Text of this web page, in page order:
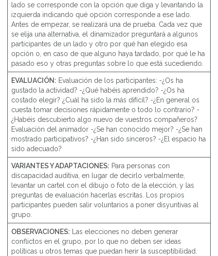
lado se corresponde con la opción que diga y levantando la
izquierda indicando qué opción corresponde a ese lado.
Antes de empezar, se realizará una de prueba. Cada vez que
se elija una alternativa, el dinamizador preguntará a algunos
participantes de un lado y otro por qué han elegido esa
opción o, en caso de que alguno haya tardado, por qué le ha
pasado eso y otras preguntas sobre lo que está sucediendo.
EVALUACIÓN: Evaluación de los participantes: -¿Os ha
gustado la actividad? -¿Qué habéis aprendido? -¿Os ha
costado elegir? ¿Cuál ha sido la más difícil? -¿En general os
cuesta tomar decisiones rápidamente o todo lo contrario? -
¿Habéis descubierto algo nuevo de vuestros compañeros?
Evaluación del animador -¿Se han conocido mejor? -¿Se han
mostrado participativos? -¿Han sido sinceros? -¿El espacio ha
sido adecuado?
VARIANTES Y ADAPTACIONES: Para personas con
discapacidad auditiva, en lugar de decirlo verbalmente,
levantar un cartel con el dibujo o foto de la elección, y las
preguntas de evaluación hacerlas escritas. Los propios
participantes pueden salir voluntarios a poner disyuntivas al
grupo.
OBSERVACIONES: Las elecciones no deben generar
conflictos en el grupo, por lo que no deben ser ideas
políticas u otros temas que puedan herir la susceptibilidad.